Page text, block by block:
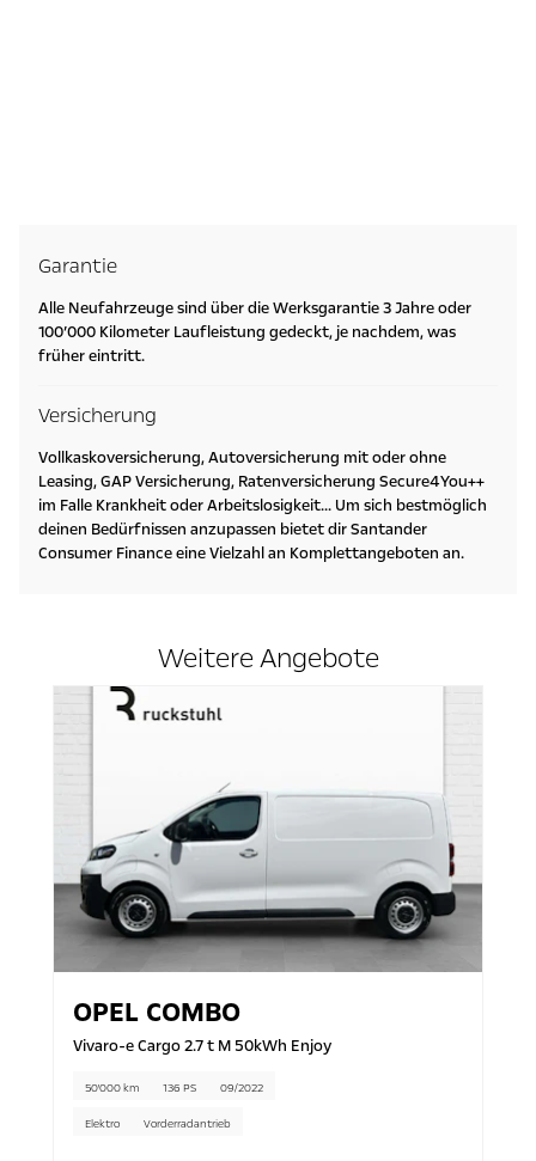
Garantie
Alle Neufahrzeuge sind über die Werksgarantie 3 Jahre oder
100’000 Kilometer Laufleistung gedeckt, je nachdem, was
früher eintritt.
Versicherung
Vollkaskoversicherung, Autoversicherung mit oder ohne
Leasing, GAP Versicherung, Ratenversicherung Secure4You++
im Falle Krankheit oder Arbeitslosigkeit... Um sich bestmöglich
deinen Bedürfnissen anzupassen bietet dir Santander
Consumer Finance eine Vielzahl an Komplettangeboten an.
Weitere Angebote
OPEL COMBO
Vivaro-e Cargo 2.7 t M 50kWh Enjoy
50'000 km 136 PS 09/2022
Elektro Vorderradantrieb